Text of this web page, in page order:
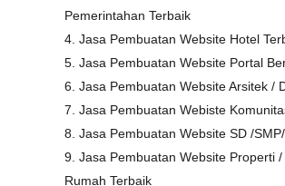
Pemerintahan Terbaik
4. Jasa Pembuatan Website Hotel
5. Jasa Pembuatan Website Portal
6. Jasa Pembuatan Website Arsitek /
7. Jasa Pembuatan Webiste
8. Jasa Pembuatan Website SD /
9. Jasa Pembuatan Website Properti
Rumah Terbaik